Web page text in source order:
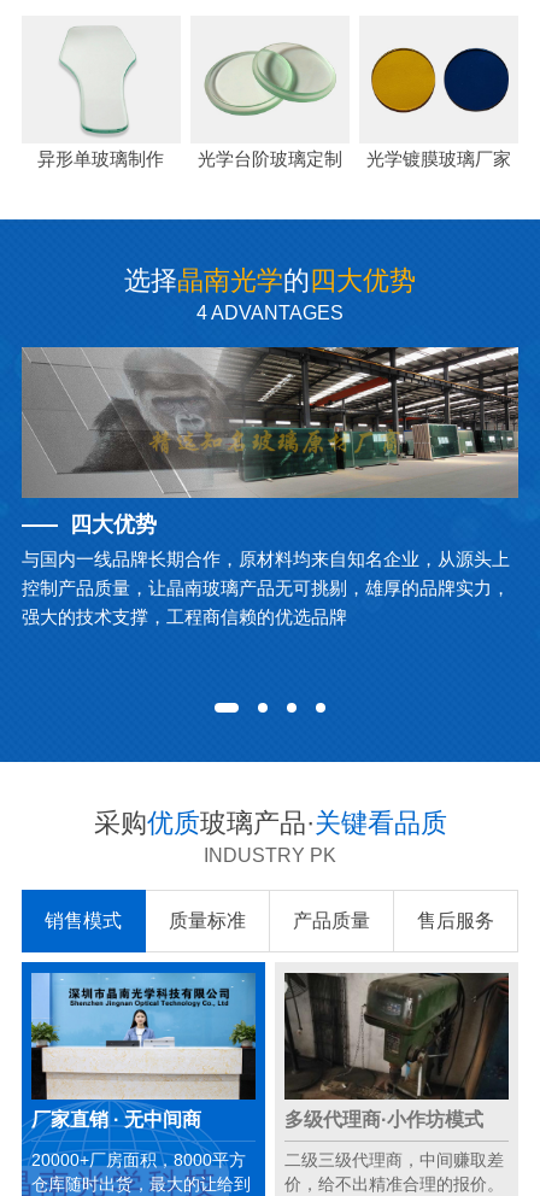
异形单玻璃制作 光学台阶玻璃定制 光学镀膜玻璃厂家
选择晶南光学的 四大优势
4 ADVANTAGES
四大优势
与国内一线品牌长期合作，原材料均来自知名企业，从源头上
控制产品质量，让晶南玻璃产品无可挑剔，雄厚的品牌实力，
强大的技术支撑，工程商信赖的优选品牌
采购优质玻璃产品·关键看品质
INDUSTRY PK
销售模式 质量标准 产品质量 售后服务
厂家直销 · 无中间商
20000+厂房面积，8000平方
仓库随时出货，最大的让给到
多级代理商·小作坊模式
二级三级代理商，中间赚取差
价，给不出精准合理的报价。